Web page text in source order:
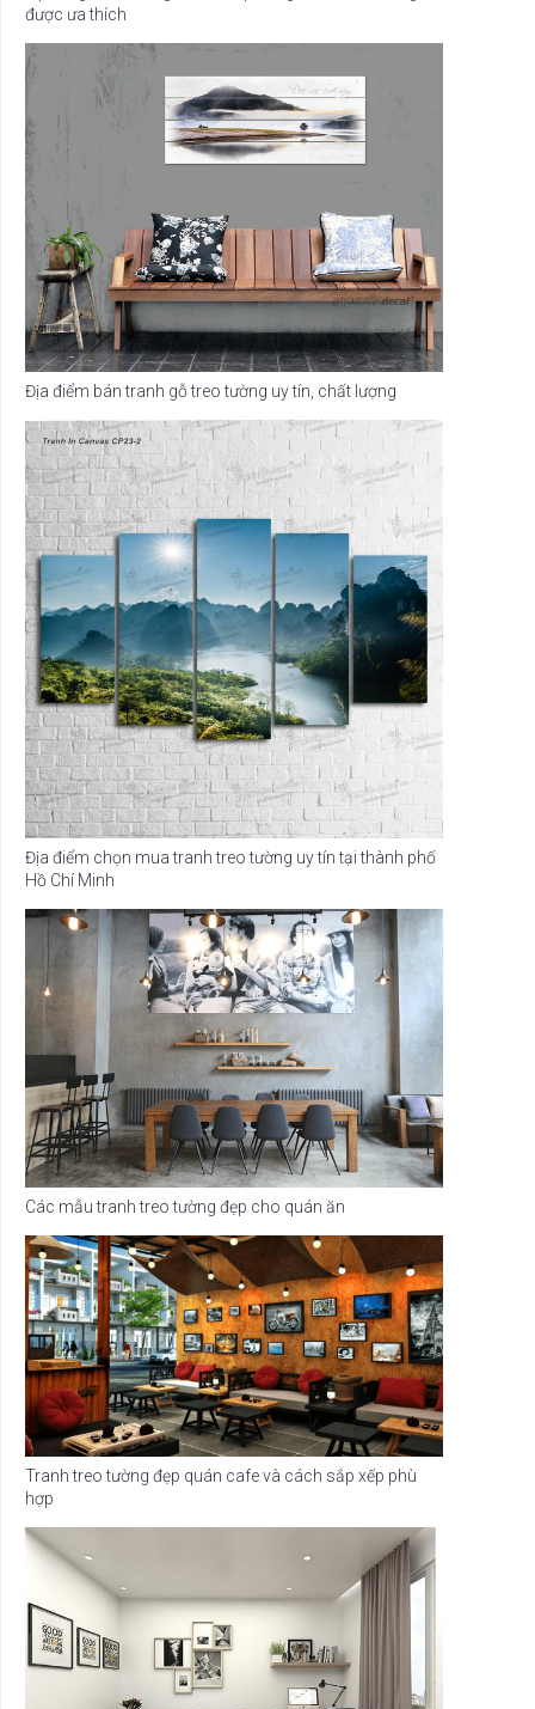
được ưa thích
Địa điểm bán tranh gỗ treo tường uy tín, chất lượng
Địa điểm chọn mua tranh treo tường uy tín tại thành phố
Hồ Chí Minh
Các mẫu tranh treo tường đẹp cho quán ăn
Tranh treo tường đẹp quán cafe và cách sắp xếp phù
hợp